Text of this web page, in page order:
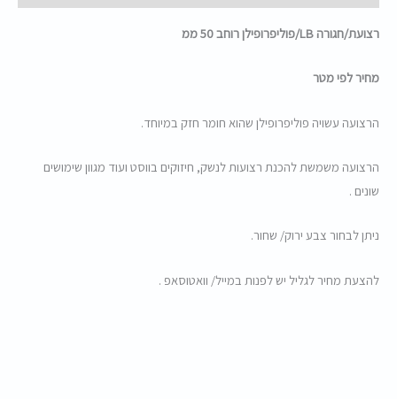
רצועת/חגורה LB/פוליפרופילן רוחב 50 ממ
מחיר לפי מטר
הרצועה עשויה פוליפרופילן שהוא חומר חזק במיוחד.
הרצועה משמשת להכנת רצועות לנשק, חיזוקים בווסט ועוד מגוון שימושים
שונים .
ניתן לבחור צבע ירוק/ שחור.
להצעת מחיר לגליל יש לפנות במייל/ וואטוסאפ .